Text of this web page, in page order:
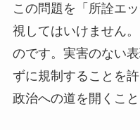
この問題を「所詮エ
視してはいけません
のです。実害のない
ずに規制することを
政治への道を開くこと